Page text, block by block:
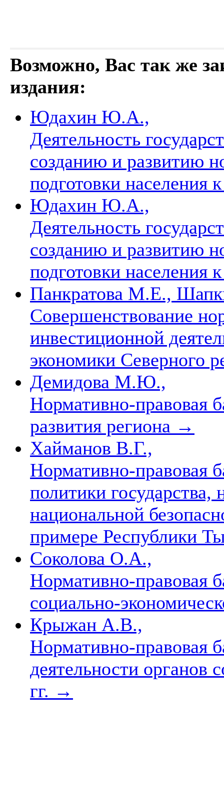
Возможно, Вас так же
издания:
Юдахин Ю.А.,
Деятельность
созданию и развитию
подготовки населения
Юдахин Ю.А.,
Деятельность
созданию и развитию
подготовки населения
Панкратова M.E.,
Совершенствование
инвестиционной
экономики Северного
Демидова М.Ю.,
Нормативно-правовая
развития региона →
Хайманов В.Г.,
Нормативно-правовая
политики государства,
национальной
примере Республики
Соколова О.А.,
Нормативно-правовая
социально-
Крыжан А.В.,
Нормативно-правовая
деятельности органов
гг. →